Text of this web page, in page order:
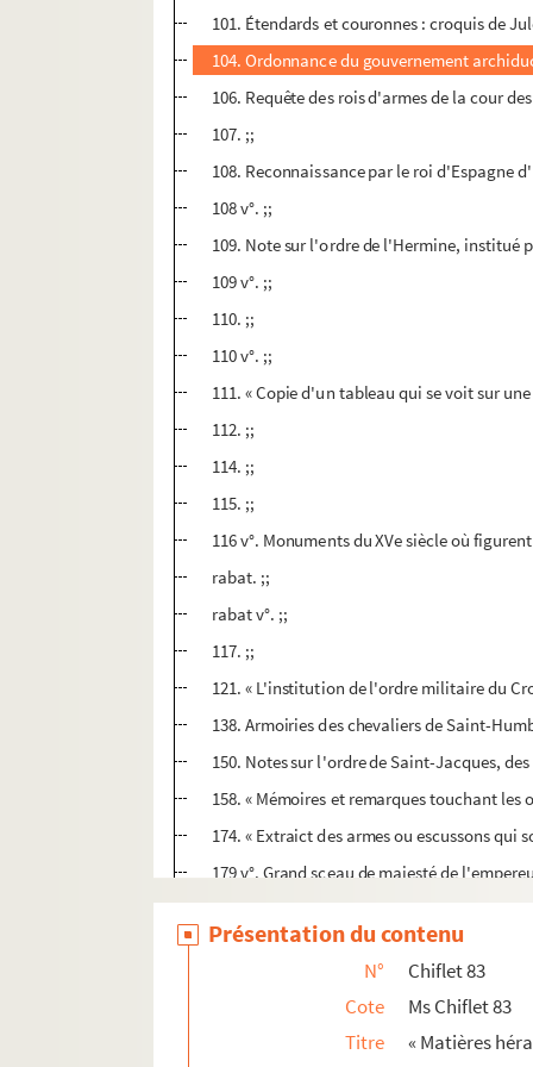
101. Étendards et couronnes : croquis de
104. Ordonnance du gouvernement
106. Requête des rois d'armes de la cour
107. ;;
108. Reconnaissance par le roi d'Espagne
108 v°. ;;
109. Note sur l'ordre de l'Hermine, institué
109 v°. ;;
110. ;;
110 v°. ;;
111. « Copie d'un tableau qui se voit sur
112. ;;
114. ;;
115. ;;
116 v°. Monuments du XVe siècle où
rabat. ;;
rabat v°. ;;
117. ;;
121. « L'institution de l'ordre militaire du
138. Armoiries des chevaliers de Saint-
150. Notes sur l'ordre de Saint-Jacques,
158. « Mémoires et remarques touchant
174. « Extraict des armes ou escussons
179 v°. Grand sceau de majesté de
181. Certificat du roi d'armes au titre de
181 v°. ;;
183. Sceaux des comtes de Flandre :
Présentation du contenu
N°
Chiflet 83
Cote
Ms Chiflet 83
Titre
« Matières